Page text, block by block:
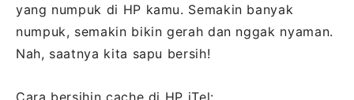
yang numpuk di HP kamu. Semakin banyak
numpuk, semakin bikin gerah dan nggak nyaman.
Nah, saatnya kita sapu bersih!
Cara bersihin cache di HP iTel: